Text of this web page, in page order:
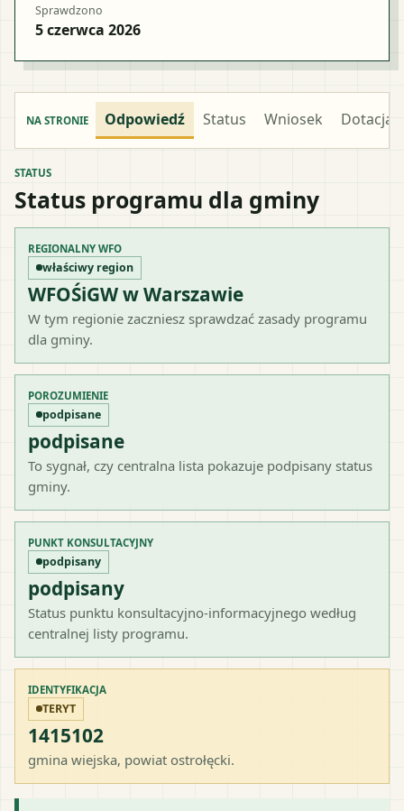
Sprawdzono
5 czerwca 2026
NA STRONIE Odpowiedź Status Wniosek Dotacja
STATUS
Status programu dla gminy
REGIONALNY WFO
właściwy region
WFOŚiGW w Warszawie
W tym regionie zaczniesz sprawdzać zasady programu
dla gminy.
POROZUMIENIE
podpisane
podpisane
To sygnał, czy centralna lista pokazuje podpisany status
gminy.
PUNKT KONSULTACYJNY
podpisany
podpisany
Status punktu konsultacyjno-informacyjnego według
centralnej listy programu.
IDENTYFIKACJA
TERYT
1415102
gmina wiejska, powiat ostrołęcki.